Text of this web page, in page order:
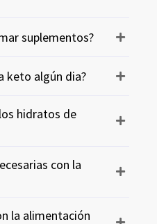
suplementos?
keto algún dia?
hidratos de
con la
la alimentación